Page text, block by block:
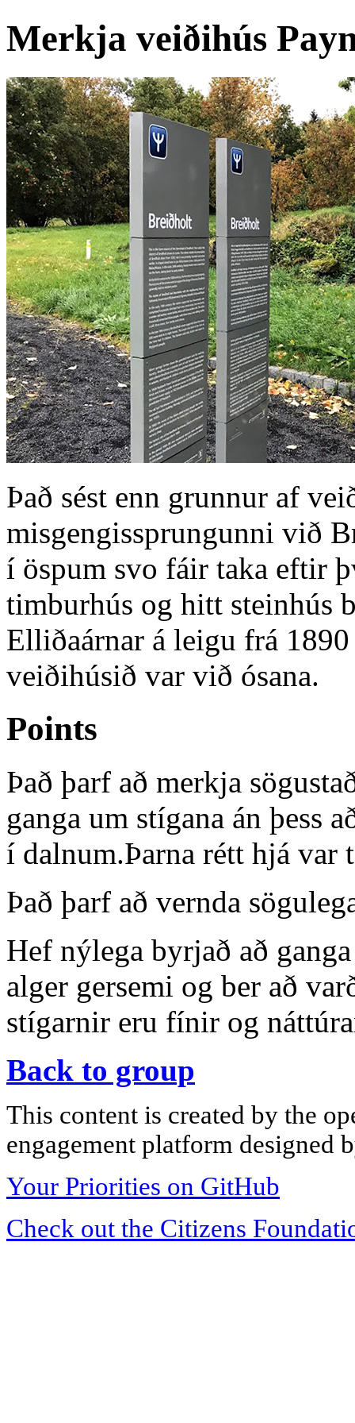
Merkja veiðihús
Það sést enn grunnur af
misgengissprungunni við
í öspum svo fáir taka eftir
timburhús og hitt steinhús
Elliðaárnar á leigu frá
veiðihúsið var við ósana.
Points
Það þarf að merkja
ganga um stígana án þess
í dalnum.Þarna rétt hjá var
Það þarf að vernda
Hef nýlega byrjað að
alger gersemi og ber að
stígarnir eru fínir og
Back to group
This content is created by the
engagement platform designed
Your Priorities on GitHub
Check out the Citizens